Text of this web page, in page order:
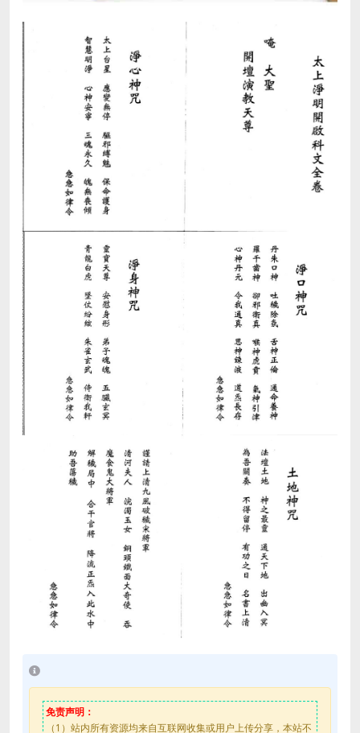
免责声明：
（1）站内所有资源均来自互联网收集或用户上传分享，本站不